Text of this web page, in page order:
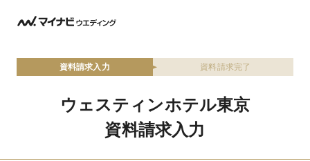
資料請求入力 資料請求完了
ウェスティンホテル東京
資料請求入力